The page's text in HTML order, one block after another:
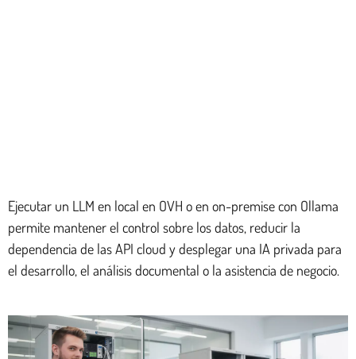
Ejecutar un LLM en local en OVH o en on-premise con Ollama
permite mantener el control sobre los datos, reducir la
dependencia de las API cloud y desplegar una IA privada para
el desarrollo, el análisis documental o la asistencia de negocio.